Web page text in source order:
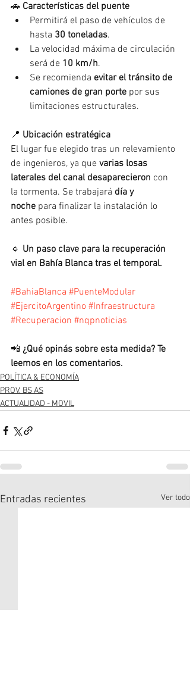
🚗 Características del puente
Permitirá el paso de vehículos de
hasta 30 toneladas.
La velocidad máxima de circulación
será de 10 km/h.
Se recomienda evitar el tránsito de
camiones de gran porte por sus
limitaciones estructurales.
📍 Ubicación estratégica
El lugar fue elegido tras un relevamiento
de ingenieros, ya que varias losas
laterales del canal desaparecieron con
la tormenta. Se trabajará día y
noche para finalizar la instalación lo
antes posible.
🔹 Un paso clave para la recuperación
vial en Bahía Blanca tras el temporal.
#BahiaBlanca #PuenteModular
#EjercitoArgentino #Infraestructura
#Recuperacion #nqpnoticias
📲 ¿Qué opinás sobre esta medida? Te
leemos en los comentarios.
POLÍTICA & ECONOMÍA
PROV. BS AS
ACTUALIDAD - MOVIL
Entradas recientes Ver todo